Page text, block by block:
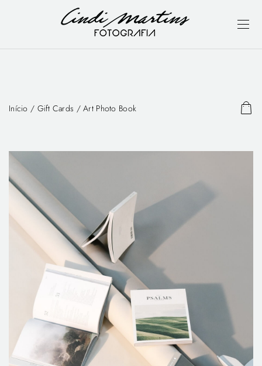
Início / Gift Cards / Art Photo Book